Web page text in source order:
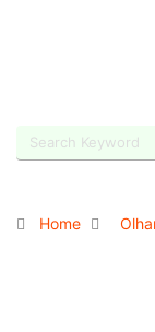
Home